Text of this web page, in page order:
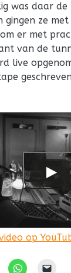
was daar
gingen ze
er met
van de
live
op